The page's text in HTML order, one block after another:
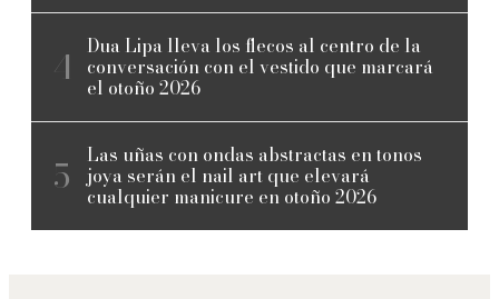
Dua Lipa lleva los flecos al centro de la
conversación con el vestido que marcará
el otoño 2026
Las uñas con ondas abstractas en tonos
joya serán el nail art que elevará
cualquier manicure en otoño 2026